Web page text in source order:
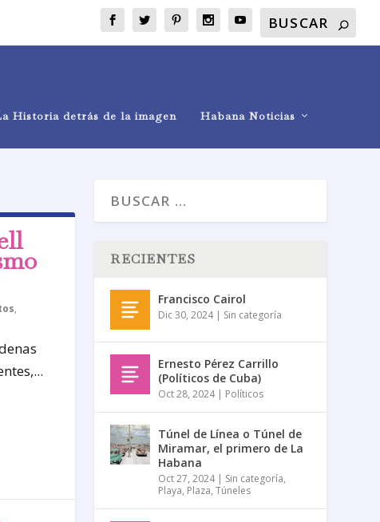
Historia detrás de la imagen Habana Noticias
,
RECIENTES
Francisco Cairol
Dic 30, 2024| Sin categoría
Ernesto Pérez Carrillo
(Políticos de Cuba)
Oct 28, 2024| Políticos
Túnel de Línea o Túnel de
Miramar, el primero de La
Habana
Oct 27, 2024| Sin categoría,
Playa, Plaza,Túneles